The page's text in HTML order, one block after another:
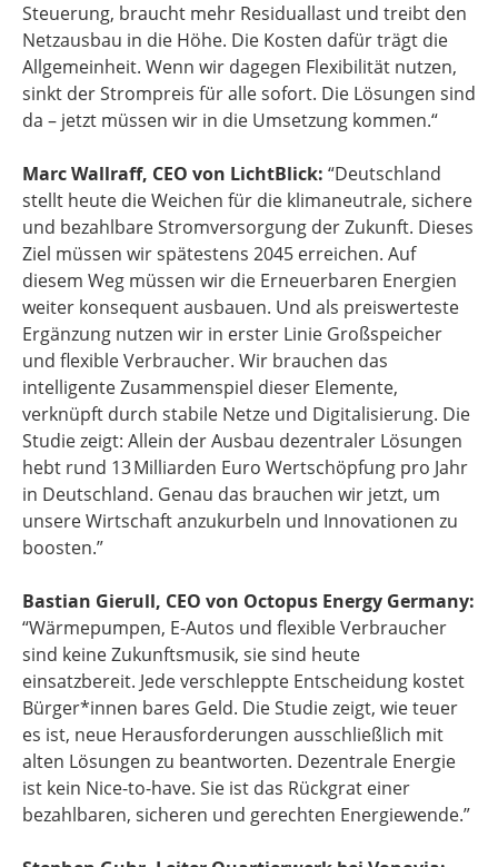
Steuerung, braucht mehr Residuallast und treibt den
Netzausbau in die Höhe. Die Kosten dafür trägt die
Allgemeinheit. Wenn wir dagegen Flexibilität nutzen,
sinkt der Strompreis für alle sofort. Die Lösungen sind
da – jetzt müssen wir in die Umsetzung kommen.“
Marc Wallraff, CEO von LichtBlick: “Deutschland
stellt heute die Weichen für die klimaneutrale, sichere
und bezahlbare Stromversorgung der Zukunft. Dieses
Ziel müssen wir spätestens 2045 erreichen. Auf
diesem Weg müssen wir die Erneuerbaren Energien
weiter konsequent ausbauen. Und als preiswerteste
Ergänzung nutzen wir in erster Linie Großspeicher
und flexible Verbraucher. Wir brauchen das
intelligente Zusammenspiel dieser Elemente,
verknüpft durch stabile Netze und Digitalisierung. Die
Studie zeigt: Allein der Ausbau dezentraler Lösungen
hebt rund 13 Milliarden Euro Wertschöpfung pro Jahr
in Deutschland. Genau das brauchen wir jetzt, um
unsere Wirtschaft anzukurbeln und Innovationen zu
boosten.”
Bastian Gierull, CEO von Octopus Energy Germany:
“Wärmepumpen, E-Autos und flexible Verbraucher
sind keine Zukunftsmusik, sie sind heute
einsatzbereit. Jede verschleppte Entscheidung kostet
Bürger*innen bares Geld. Die Studie zeigt, wie teuer
es ist, neue Herausforderungen ausschließlich mit
alten Lösungen zu beantworten. Dezentrale Energie
ist kein Nice-to-have. Sie ist das Rückgrat einer
bezahlbaren, sicheren und gerechten Energiewende.”